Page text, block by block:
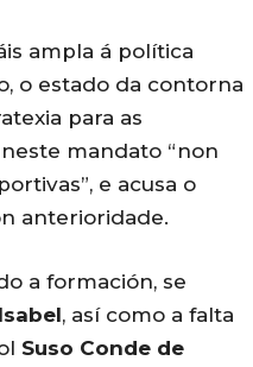
ampla á política
o estado da contorna
para as
mandato “non
e acusa o
anterioridade.
a formación, se
, así como a falta
Suso Conde de